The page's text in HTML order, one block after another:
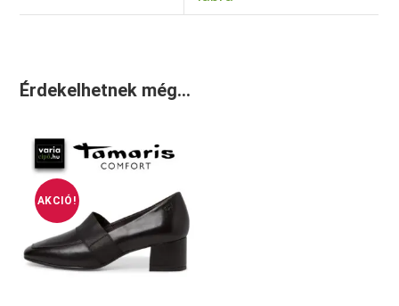
Érdekelhetnek még…
AKCIÓ!